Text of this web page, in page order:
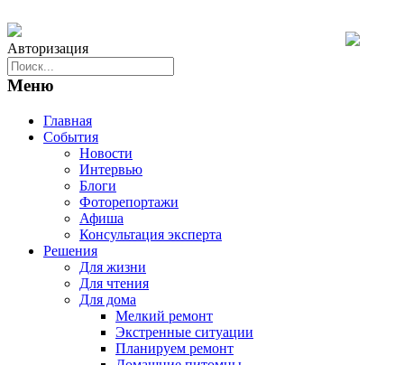
Авторизация
Меню
Главная
События
Новости
Интервью
Блоги
Фоторепортажи
Афиша
Консультация эксперта
Решения
Для жизни
Для чтения
Для дома
Мелкий ремонт
Экстренные ситуации
Планируем ремонт